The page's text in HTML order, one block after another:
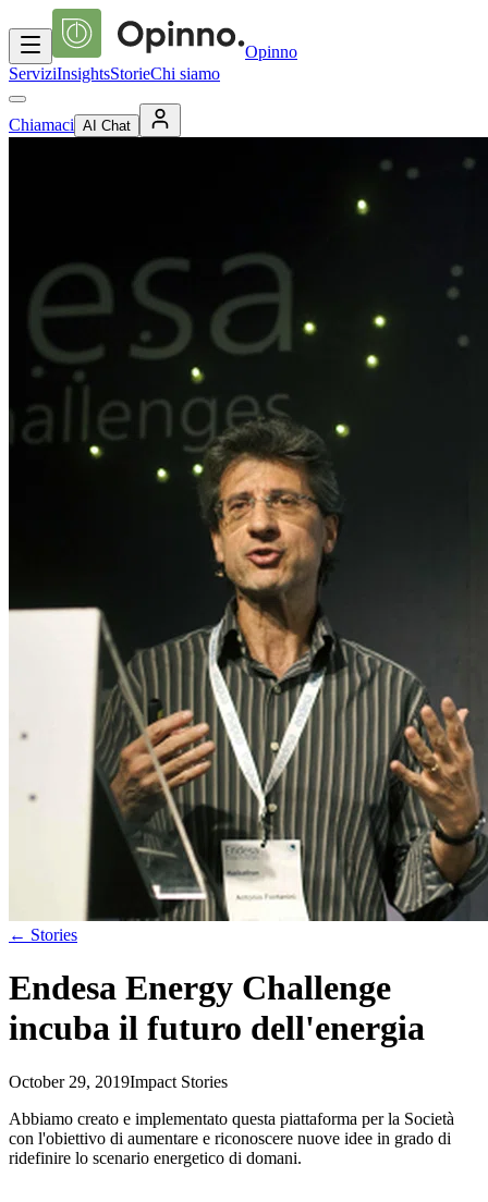
Opinno
ServiziInsightsStorieChi siamo
Chiamaci AI Chat
← Stories
Endesa Energy Challenge
incuba il futuro dell'energia
October 29, 2019Impact Stories
Abbiamo creato e implementato questa piattaforma per la Società
con l'obiettivo di aumentare e riconoscere nuove idee in grado di
ridefinire lo scenario energetico di domani.